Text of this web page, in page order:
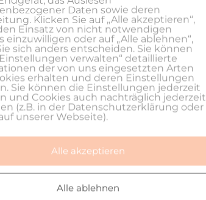
des kontextuellen
Erlebnissen umzugehen
Ihre Vision ist, dass jeder
etwas Neues entstehen
durchstehen und Anja bietet
außen auf die Situation
Daten sowie deren
Klicken Sie auf „Alle akzeptieren“,
Einsatz von nicht notwendigen
einzuwilligen oder auf „Alle ablehnen“,
sich anders entscheiden. Sie können
verwalten“ detaillierte
der von uns eingesetzten Arten
erhalten und deren Einstellungen
Sie können die Einstellungen jederzeit
und Cookies auch nachträglich jederzeit
(z.B. in der Datenschutzerklärung oder
unserer Webseite).
Alle akzeptieren
Alle ablehnen